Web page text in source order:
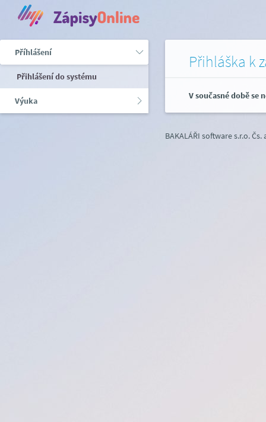
Příhlášení
Přihlášení do systému
Výuka
Přihláška k
V současné době se
BAKALÁŘI software s.r.o.Čs.